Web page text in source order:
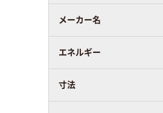
メーカー名
エネルギー
寸法